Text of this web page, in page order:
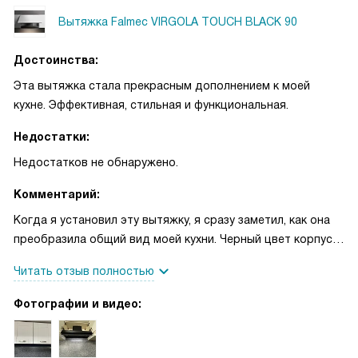
Вытяжка Falmec VIRGOLA TOUCH BLACK 90
Достоинства:
Эта вытяжка стала прекрасным дополнением к моей
кухне. Эффективная, стильная и функциональная.
Недостатки:
Недостатков не обнаружено.
Комментарий:
Когда я установил эту вытяжку, я сразу заметил, как она
преобразила общий вид моей кухни. Черный цвет корпуса
современным и стильным.
сенсорное - это очень удобно и позволяет мне быстро
переключаться между различными режимами работы.
Читать отзыв полностью
Фотографии и видео: